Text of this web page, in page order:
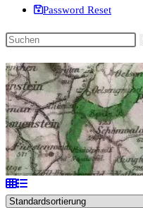
Password Reset
Diese
durchsuchen